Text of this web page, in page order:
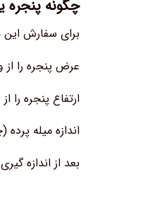
چگونه پنجره
برای سفارش این
عرض پنجره را
ارتفاع پنجره
اندازه میله
بعد از اندازه